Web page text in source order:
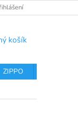
OSOBNÍCH
košík
ZIPPO